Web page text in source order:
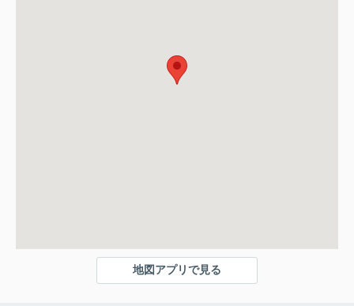
地図アプリで見る